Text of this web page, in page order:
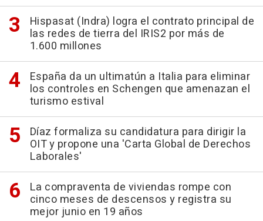
Hispasat (Indra) logra el contrato principal de
las redes de tierra del IRIS2 por más de
1.600 millones
España da un ultimatún a Italia para eliminar
los controles en Schengen que amenazan el
turismo estival
Díaz formaliza su candidatura para dirigir la
OIT y propone una 'Carta Global de Derechos
Laborales'
La compraventa de viviendas rompe con
cinco meses de descensos y registra su
mejor junio en 19 años